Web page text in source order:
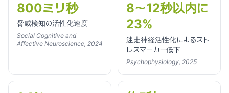
800ミリ秒
脅威検知の活性化速度
Social Cognitive and
Affective Neuroscience, 2024
8〜12秒以内に
23%
迷走神経活性化によるスト
レスマーカー低下
Psychophysiology, 2025